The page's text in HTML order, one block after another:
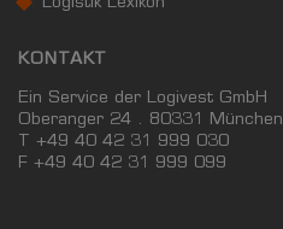
Logistik Lexikon
KONTAKT
Ein Service der Logivest GmbH
Oberanger 24 . 80331 München
T +49 40 42 31 999 030
F +49 40 42 31 999 099